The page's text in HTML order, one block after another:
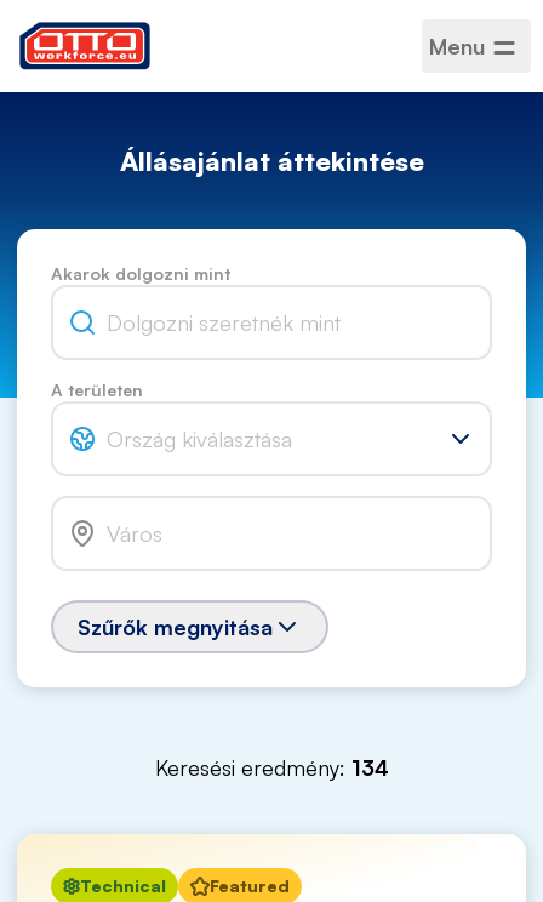
Menu
Állásajánlat áttekintése
Akarok dolgozni mint
A területen
Ország kiválasztása
Szűrők megnyitása
Keresési eredmény: 134
Technical Featured